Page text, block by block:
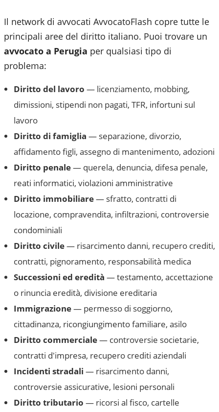
Il network di avvocati AvvocatoFlash copre tutte le
principali aree del diritto italiano. Puoi trovare un
avvocato a Perugia per qualsiasi tipo di
problema:
Diritto del lavoro — licenziamento, mobbing,
dimissioni, stipendi non pagati, TFR, infortuni sul
lavoro
Diritto di famiglia — separazione, divorzio,
affidamento figli, assegno di mantenimento, adozioni
Diritto penale— querela, denuncia, difesa penale,
reati informatici, violazioni amministrative
Diritto immobiliare— sfratto, contratti di
locazione, compravendita, infiltrazioni, controversie
condominiali
Diritto civile— risarcimento danni, recupero crediti,
contratti, pignoramento, responsabilità medica
Successioni ed eredità — testamento, accettazione
o rinuncia eredità, divisione ereditaria
Immigrazione— permesso di soggiorno,
cittadinanza, ricongiungimento familiare, asilo
Diritto commerciale— controversie societarie,
contratti d'impresa, recupero crediti aziendali
Incidenti stradali — risarcimento danni,
controversie assicurative, lesioni personali
Diritto tributario — ricorsi al fisco, cartelle